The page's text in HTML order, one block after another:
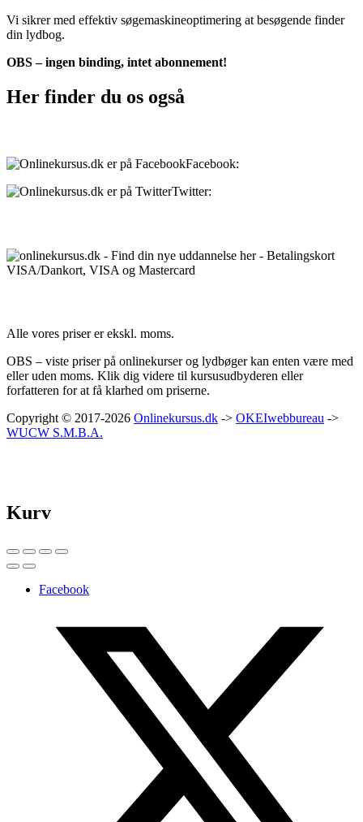
Vi sikrer med effektiv søgemaskineoptimering at besøgende finder
din lydbog.
OBS – ingen binding, intet abonnement!
Her finder du os også
Facebook:
Twitter:
Alle vores priser er ekskl. moms.
OBS – viste priser på onlinekurser og lydbøger kan enten være med
eller uden moms. Klik dig videre til kursusudbyderen eller
forfatteren for at få klarhed om priserne.
Copyright © 2017-2026 Onlinekursus.dk -> OKEIwebbureau ->
WUCW S.M.B.A.
Kurv
Facebook